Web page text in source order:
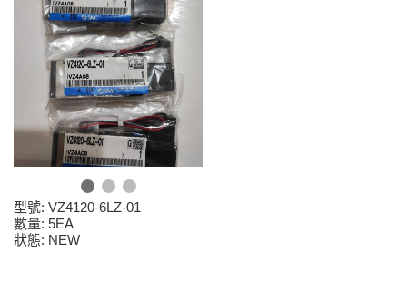
型號: VZ4120-6LZ-01
數量: 5EA
狀態: NEW